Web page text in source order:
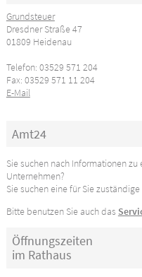
Grundsteuer
Dresdner Straße 47
01809 Heidenau
Telefon: 03529 571 204
Fax: 03529 571 11 204
E-Mail
Amt24
Sie suchen nach Informationen
Unternehmen?
Sie suchen eine für Sie
Bitte benutzen Sie auch das
Öffnungszeiten
im Rathaus